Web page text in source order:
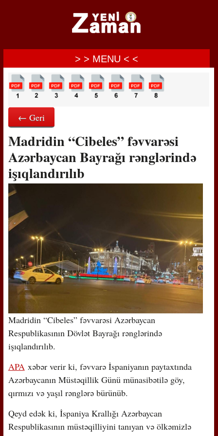
> > MENU < <
← Geri
Madridin “Cibeles” fəvvarəsi
Azərbaycan Bayrağı rənglərində
işıqlandırılıb
Madridin “Cibeles” fəvvarəsi Azərbaycan
Respublikasının Dövlət Bayrağı rənglərində
işıqlandırılıb.
APAxəbər verir ki, fəvvarə İspaniyanın paytaxtında
Azərbaycanın Müstəqillik Günü münasibətilə göy,
qırmızı və yaşıl rənglərə bürünüb.
Qeyd edək ki, İspaniya Krallığı Azərbaycan
Respublikasının müstəqilliyini tanıyan və ölkəmizlə